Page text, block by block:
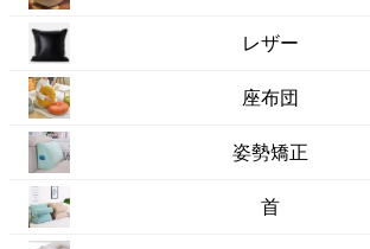
レザー
座布団
姿勢矯正
首